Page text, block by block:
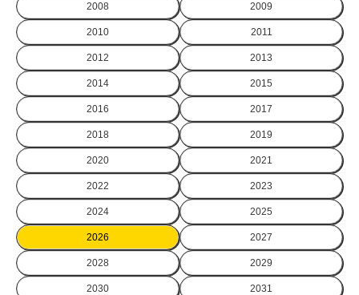
2008 2009
2010 2011
2012 2013
2014 2015
2016 2017
2018 2019
2020 2021
2022 2023
2024 2025
2026 2027
2028 2029
2030 2031